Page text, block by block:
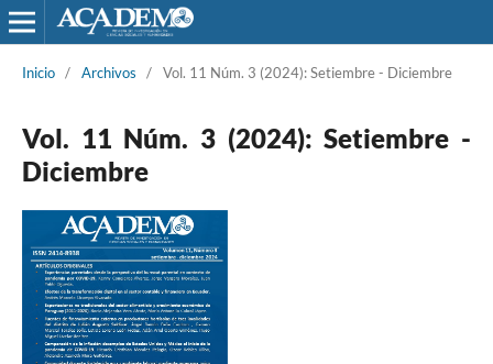
Inicio / Archivos / Vol. 11 Núm. 3 (2024): Setiembre - Diciembre
Vol. 11 Núm. 3 (2024): Setiembre -
Diciembre